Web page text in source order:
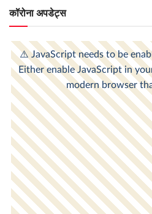
कॉरोना अपडेट्स